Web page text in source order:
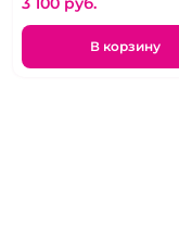
В корзину